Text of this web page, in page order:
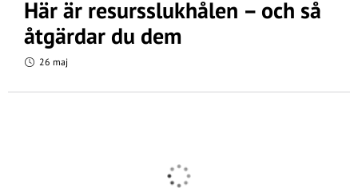
Här är resursslukhålen – och så
åtgärdar du dem
26 maj